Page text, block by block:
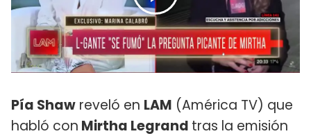
Pía Shaw reveló en LAM (América TV) que
habló con Mirtha Legrand tras la emisión